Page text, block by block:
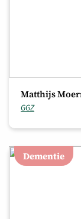
Matthijs
GGZ
Dementie